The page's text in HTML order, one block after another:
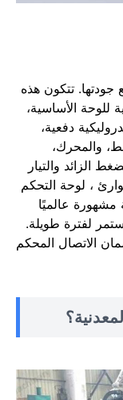
جودتها. تتكون هذه
للوحة الأساسية،
دفعية،
والمحرك،
الزائد والتيار
، لوحة التحكم
مشهورة عالميًا
لفترة طويلة.
الاتصال المحكم